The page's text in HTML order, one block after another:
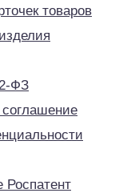
товаров
ФЗ
соглашение